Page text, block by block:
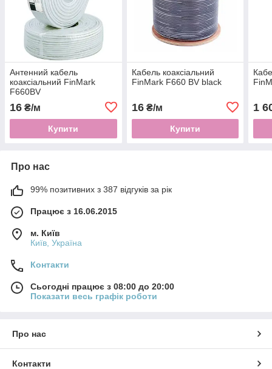
Антенний кабель
коаксіальний FinMark
F660BV
16 ₴/м
Купити
Кабель коаксіальний
FinMark F660 BV black
16₴/м
Купити
1
Про нас
99% позитивних з 387 відгуків за рік
Працює з 16.06.2015
м. Київ
Київ, Україна
Контакти
Сьогодні працює з 08:00 до 20:00
Показати весь графік роботи
Про нас
Контакти